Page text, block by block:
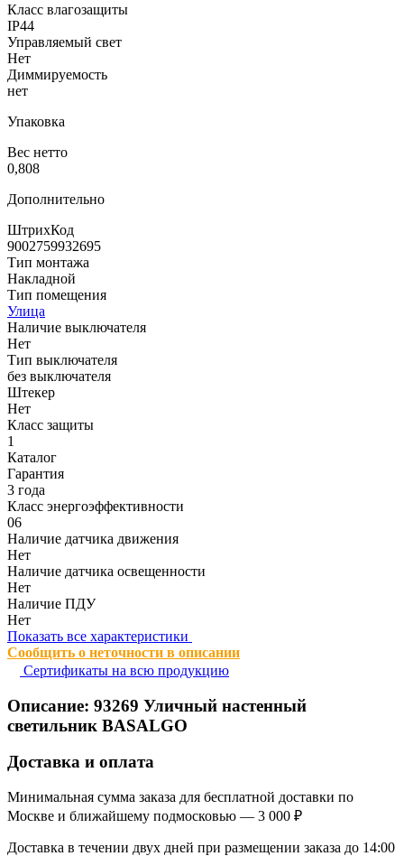
Класс влагозащиты
IP44
Управляемый свет
Нет
Диммируемость
нет
Упаковка
Вес нетто
0,808
Дополнительно
ШтрихКод
9002759932695
Тип монтажа
Накладной
Тип помещения
Улица
Наличие выключателя
Нет
Тип выключателя
без выключателя
Штекер
Нет
Класс защиты
1
Каталог
Гарантия
3 года
Класс энергоэффективности
06
Наличие датчика движения
Нет
Наличие датчика освещенности
Нет
Наличие ПДУ
Нет
Показать все характеристики
Сообщить о неточности в описании
Сертификаты на всю продукцию
Описание: 93269 Уличный настенный
светильник BASALGO
Доставка и оплата
Минимальная сумма заказа для бесплатной доставки по
Москве и ближайшему подмосковью — 3 000 ₽
Доставка в течении двух дней при размещении заказа до 14:00